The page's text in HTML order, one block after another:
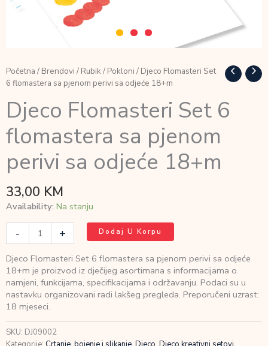
Početna / Brendovi / Rubik/ Pokloni / Djeco Flomasteri Set
6 flomastera sa pjenom perivi sa odjeće 18+m
Djeco Flomasteri Set 6
flomastera sa pjenom
perivi sa odjeće 18+m
33,00 KM
Availability: Na stanju
-
Flomasteri
6
flomastera
sa
pjenom
perivi
sa
odjeće
+ Dodaj U Korpu
Djeco Flomasteri Set 6 flomastera sa pjenom perivi sa odjeće
18+m je proizvod iz dječijeg asortimana s informacijama o
namjeni, funkcijama, specifikacijama i održavanju. Podaci su u
nastavku organizovani radi lakšeg pregleda. Preporučeni uzrast:
18 mjeseci.
SKU: DJ09002